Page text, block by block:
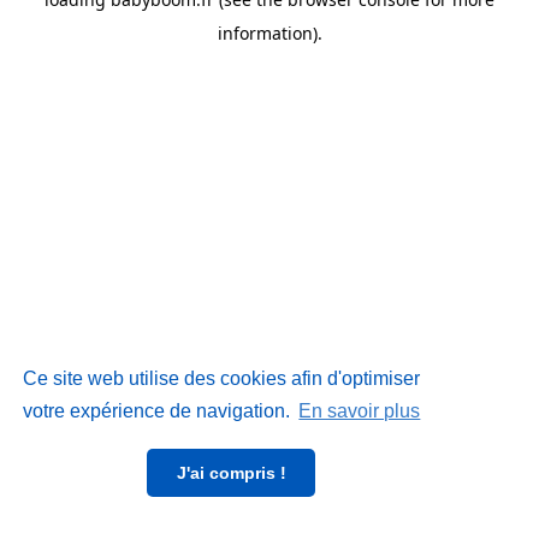
Ce site web utilise des cookies afin d'optimiser
votre expérience de navigation. En savoir plus
J'ai compris !
information).